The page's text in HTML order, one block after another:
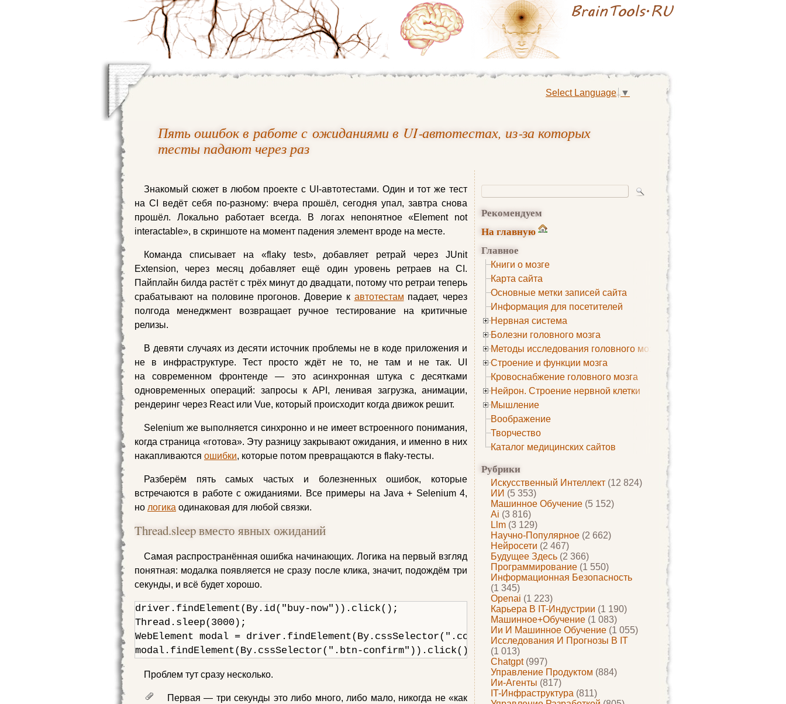
Select Language ▼
Пять ошибок в работе с ожиданиями в UI‑автотестах, из‑за которых
тесты падают через раз
Рекомендуем
На главную
Главное
Книги о мозге
Карта сайта
Основные метки записей сайта
Информация для посетителей
Нервная система
Болезни головного мозга
Методы исследования головного мозга
Строение и функции мозга
Кровоснабжение головного мозга
Нейрон. Строение нервной клетки
Мышление
Воображение
Творчество
Каталог медицинских сайтов
Рубрики
Искусственный Интеллект (12 824)
ИИ (5 353)
Машинное Обучение (5 152)
Ai (3 816)
Llm (3 129)
Научно-Популярное (2 662)
Нейросети (2 467)
Будущее Здесь (2 366)
Программирование (1 550)
Информационная Безопасность
(1 345)
Openai (1 223)
Карьера В IT-Индустрии (1 190)
Машинное+обучение (1 083)
Ии И Машинное Обучение (1 055)
Исследования И Прогнозы В IT
(1 013)
Chatgpt(997)
Управление Продуктом (884)
Ии-Агенты (817)
IT-Инфраструктура (811)
Знакомый сюжет в любом проекте с UI‑автотестами. Один и тот же тест
на CI ведёт себя по‑разному: вчера прошёл, сегодня упал, завтра снова
прошёл. Локально работает всегда. В логах непонятное «Element not
interactable», в скриншоте на момент падения элемент вроде на месте.
Команда списывает на «flaky test», добавляет ретрай через JUnit
Extension, через месяц добавляет ещё один уровень ретраев на CI.
Пайплайн билда растёт с трёх минут до двадцати, потому что ретраи теперь
срабатывают на половине прогонов. Доверие к автотестам падает, через
полгода менеджмент возвращает ручное тестирование на критичные
релизы.
В девяти случаях из десяти источник проблемы не в коде приложения и
не в инфраструктуре. Тест просто ждёт не то, не там и не так. UI
на современном фронтенде — это асинхронная штука с десятками
одновременных операций: запросы к API, ленивая загрузка, анимации,
рендеринг через React или Vue, который происходит когда движок решит.
Selenium же выполняется синхронно и не имеет встроенного понимания,
когда страница «готова». Эту разницу закрывают ожидания, и именно в них
накапливаются ошибки, которые потом превращаются в flaky‑тесты.
Разберём пять самых частых и болезненных ошибок, которые
встречаются в работе с ожиданиями. Все примеры на Java + Selenium 4,
но логика одинаковая для любой связки.
Thread.sleep вместо явных ожиданий
Самая распространённая ошибка начинающих. Логика на первый взгляд
понятная: модалка появляется не сразу после клика, значит, подождём три
секунды, и всё будет хорошо.
driver.findElement(By.id("buy-now")).click();
Thread.sleep(3000);
WebElement modal = driver.findElement(By.cssSelector(".confirmation-modal"));
modal.findElement(By.cssSelector(".btn-confirm")).click();
Проблем тут сразу несколько.
Первая — три секунды это либо много, либо мало, никогда не «как